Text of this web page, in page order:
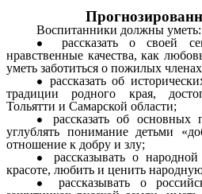
Воспитанники должны уметь:
рассказать о своей
нравственные качества, как
уметь заботиться о пожилых
рассказать об
традиции родного края,
Тольятти и Самарской области;
рассказать об основных
углублять понимание детьми
отношение к добру и злу;
рассказывать о
красоте, любить и ценить
рассказывать о